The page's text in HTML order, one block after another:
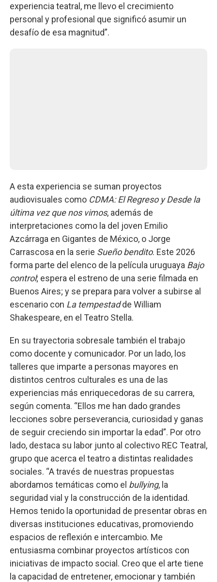
experiencia teatral, me llevo el crecimiento
personal y profesional que significó asumir un
desafío de esa magnitud”.
A esta experiencia se suman proyectos
audiovisuales como CDMA: El Regreso y Desde la
última vez que nos vimos, además de
interpretaciones como la del joven Emilio
Azcárraga en Gigantes de México, o Jorge
Carrascosa en la serie Sueño bendito. Este 2026
forma parte del elenco de la película uruguaya Bajo
control; espera el estreno de una serie filmada en
Buenos Aires; y se prepara para volver a subirse al
escenario con La tempestadde William
Shakespeare, en el Teatro Stella.
En su trayectoria sobresale también el trabajo
como docente y comunicador. Por un lado, los
talleres que imparte a personas mayores en
distintos centros culturales es una de las
experiencias más enriquecedoras de su carrera,
según comenta. “Ellos me han dado grandes
lecciones sobre perseverancia, curiosidad y ganas
de seguir creciendo sin importar la edad”. Por otro
lado, destaca su labor junto al colectivo REC Teatral,
grupo que acerca el teatro a distintas realidades
sociales. “A través de nuestras propuestas
abordamos temáticas como el bullying, la
seguridad vial y la construcción de la identidad.
Hemos tenido la oportunidad de presentar obras en
diversas instituciones educativas, promoviendo
espacios de reflexión e intercambio. Me
entusiasma combinar proyectos artísticos con
iniciativas de impacto social. Creo que el arte tiene
la capacidad de entretener, emocionar y también